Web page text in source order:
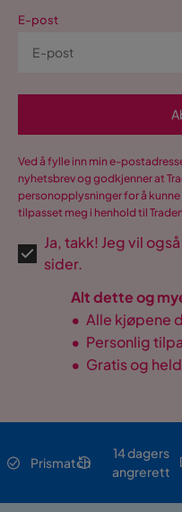
E-post
Ved å fylle inn min e-
nyhetsbrev og godkjenner at
personopplysninger for å
tilpasset meg i henhold til
Ja, takk! Jeg vil
sider.
Alt dette og
• Alle kjøpene
• Personlig
• Gratis og
Prismatch
14 dagers
angrerett